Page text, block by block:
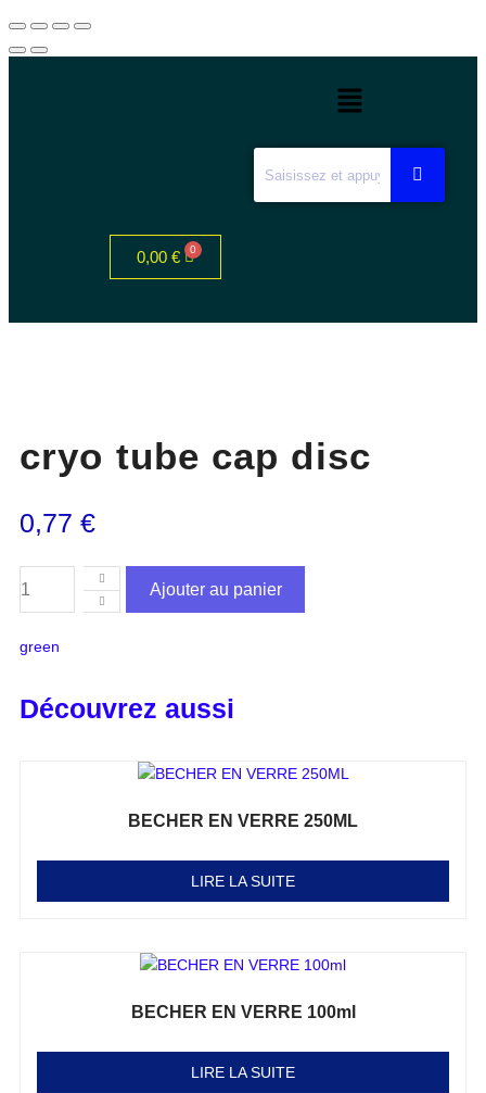
0,00 €
cryo tube cap disc
0,77 €
Ajouter au panier
green
Découvrez aussi
BECHER EN VERRE 250ML
LIRE LA SUITE
BECHER EN VERRE 100ml
LIRE LA SUITE